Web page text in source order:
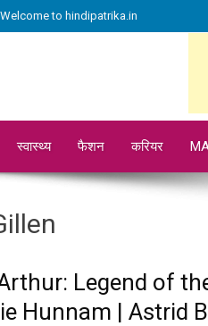
Welcome to hindipatrika.in
स्वास्थ्य फैशन करियर
Legend of
Hunnam | Astrid